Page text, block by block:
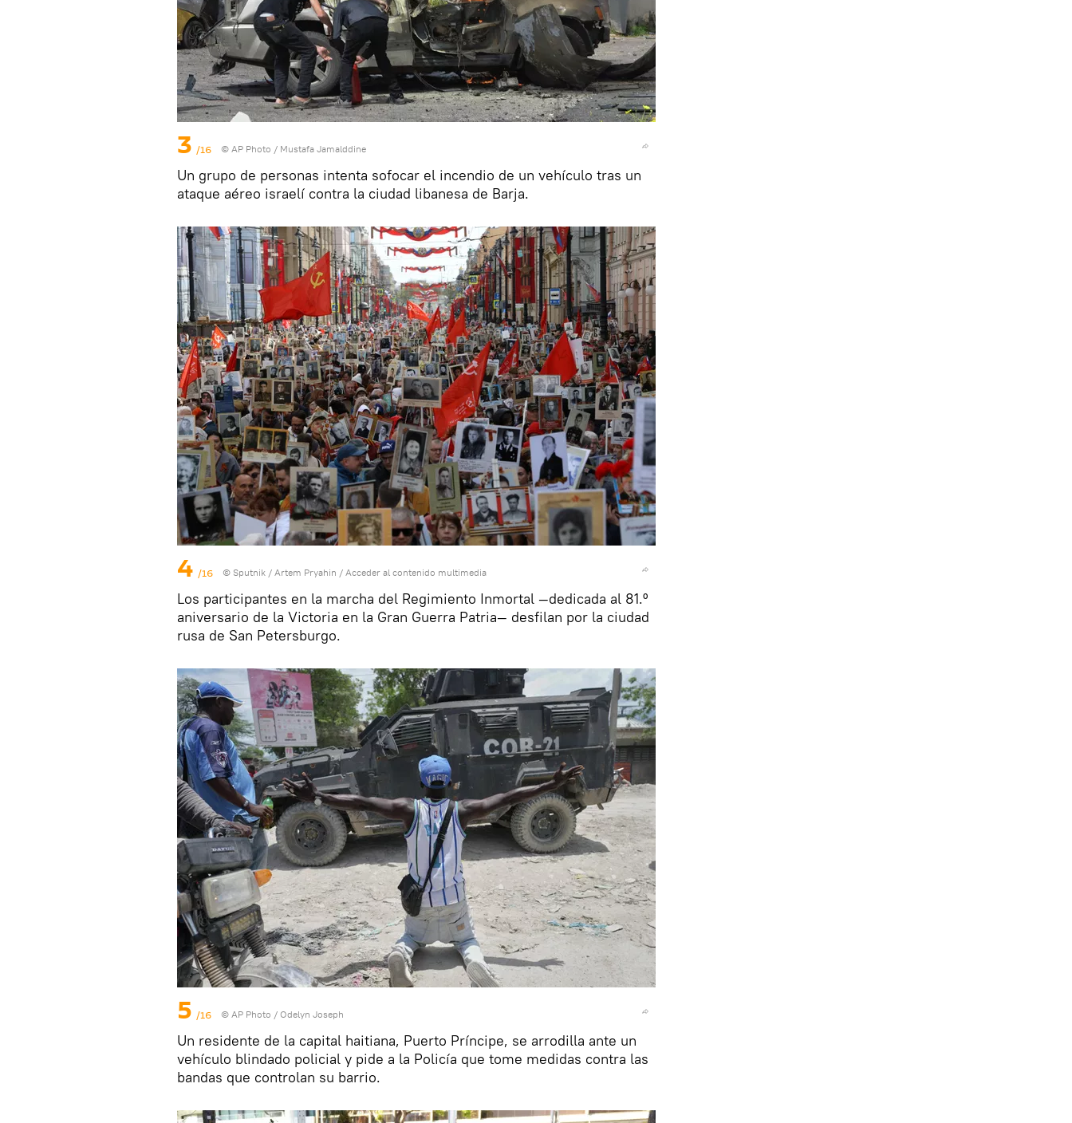
3 /16 © AP Photo / Mustafa Jamalddine
Un grupo de personas intenta sofocar el incendio de un vehículo tras un
ataque aéreo israelí contra la ciudad libanesa de Barja.
4 /16 © Sputnik / Artem Pryahin / Acceder al contenido multimedia
Los participantes en la marcha del Regimiento Inmortal —dedicada al 81.º
aniversario de la Victoria en la Gran Guerra Patria— desfilan por la ciudad
rusa de San Petersburgo.
5 /16 © AP Photo / Odelyn Joseph
Un residente de la capital haitiana, Puerto Príncipe, se arrodilla ante un
vehículo blindado policial y pide a la Policía que tome medidas contra las
bandas que controlan su barrio.